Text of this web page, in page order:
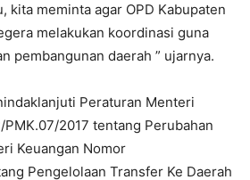
kita meminta agar OPD Kabupaten
melakukan koordinasi guna
pembangunan daerah ” ujarnya.
Peraturan Menteri
PMK.07/2017 tentang Perubahan
Keuangan Nomor
Pengelolaan Transfer Ke Daerah